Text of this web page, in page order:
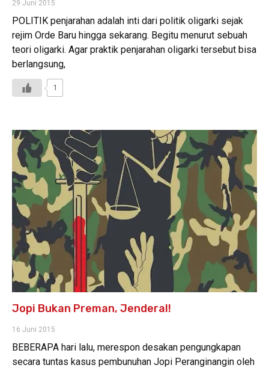
29 Juni 2015
POLITIK penjarahan adalah inti dari politik oligarki sejak
rejim Orde Baru hingga sekarang. Begitu menurut sebuah
teori oligarki. Agar praktik penjarahan oligarki tersebut bisa
berlangsung,
1
Jopi Bukan Preman, Jenderal!
16 Juni 2015
BEBERAPA hari lalu, merespon desakan pengungkapan
secara tuntas kasus pembunuhan Jopi Peranginangin oleh